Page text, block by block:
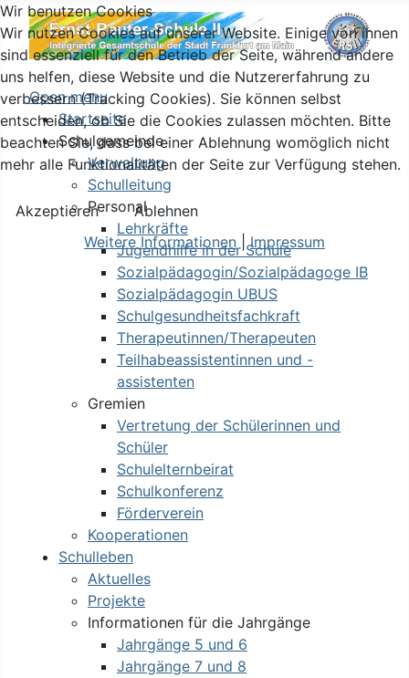
Open menu
Startseite
Schulgemeinde
Verwaltung
Schulleitung
Personal
Lehrkräfte
Jugendhilfe in der Schule
Sozialpädagogin/Sozialpädagoge IB
Sozialpädagogin UBUS
Schulgesundheitsfachkraft
Therapeutinnen/Therapeuten
Teilhabeassistentinnen und -
assistenten
Gremien
Vertretung der Schülerinnen und
Schüler
Schulelternbeirat
Schulkonferenz
Förderverein
Kooperationen
Schulleben
Aktuelles
Projekte
Informationen für die Jahrgänge
Jahrgänge 5 und 6
Jahrgänge 7 und 8
Wir benutzen Cookies
Wir nutzen Cookies auf unserer Website. Einige von ihnen
sind essenziell für den Betrieb der Seite, während andere
uns helfen, diese Website und die Nutzererfahrung zu
verbessern (Tracking Cookies). Sie können selbst
entscheiden, ob Sie die Cookies zulassen möchten. Bitte
beachten Sie, dass bei einer Ablehnung womöglich nicht
mehr alle Funktionalitäten der Seite zur Verfügung stehen.
Akzeptieren
Ablehnen
Weitere Informationen |Impressum